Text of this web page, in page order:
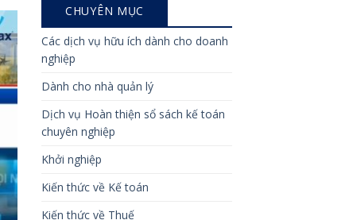
CHUYÊN MỤC
Các dịch vụ hữu ích dành cho doanh
nghiệp
Dành cho nhà quản lý
Dịch vụ Hoàn thiện sổ sách kế toán
chuyên nghiệp
Khởi nghiệp
Kiến thức về Kế toán
Kiến thức về Thuế